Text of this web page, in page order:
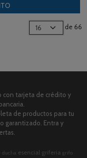
de 66
con tarjeta de crédito y
de productos para tu
garantizado. Entra y
ducha esencial griferia grifo